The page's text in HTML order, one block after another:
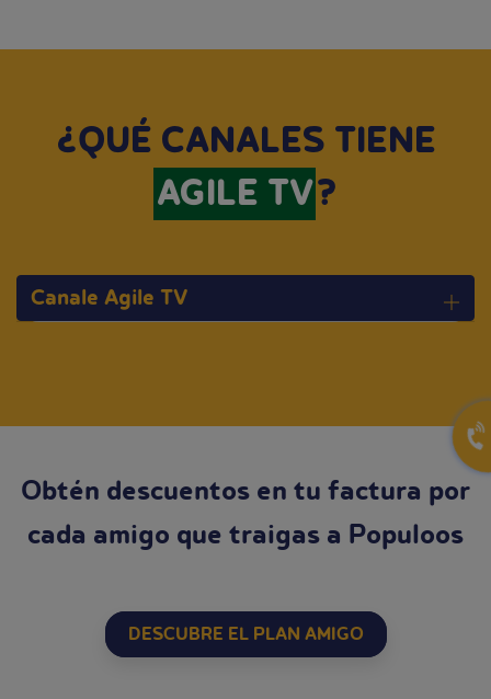
¿QUÉ CANALES TIENE
AGILE TV?
Canale Agile TV
Obtén descuentos en tu factura por
cada amigo que traigas a Populoos
DESCUBRE EL PLAN AMIGO